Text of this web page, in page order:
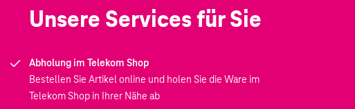
Unsere Services für Sie
Abholung im Telekom Shop
Bestellen Sie Artikel online und holen Sie die Ware im
Telekom Shop in Ihrer Nähe ab